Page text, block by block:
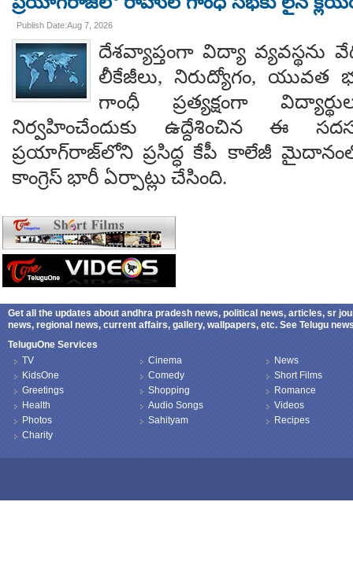
Publish Date:Aug 7, 2026
దేశవ్యాప్తంగా విద్యా వ్యవస్థను
లీకేజీలు, నిరుద్యోగం, యువత
గాంధీ ప్రత్యక్షంగా
నిర్వహించేందుకు ఉద్దేశించిన ఈ
ప్రయాగ్‌రాజ్‌లోని ప్రసిద్ధ కేపీ కాలేజీ మైదానంలో
కాంగ్రెస్ భారీ ఏర్పాట్లు చేసింది.
Get all the updates about andhra pradesh news, political news, articles, sr
news, regional news, current affairs, gallery, wallpapers, etc. See Telugu
TeluguOne Services
TV
KidsOne
Greetings
Health
Photos
Charity
Cinema
Comedy
Shopping
Audio Songs
Sahityam
News
Short Films
Romance
Videos
Recipes